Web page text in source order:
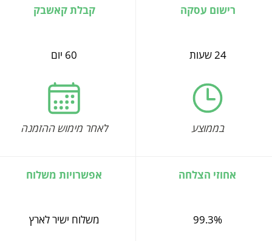
רישום עסקה
24 שעות
בממוצע
קבלת קאשבק
60 יום
לאחר מימוש ההזמנה
אחוזי הצלחה
99.3%
אפשרויות משלוח
משלוח ישיר לארץ